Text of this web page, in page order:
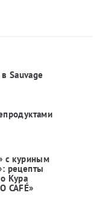
Sauvage
с куриным
рецепты
Кура
CAFÉ»